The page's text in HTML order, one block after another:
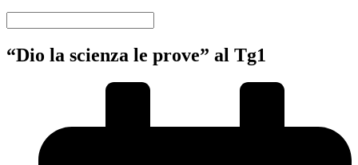
“Dio la scienza le prove” al Tg1